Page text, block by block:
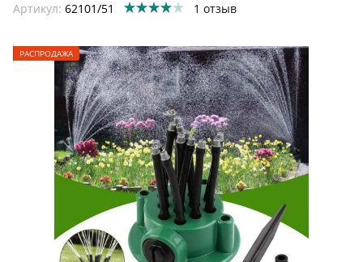
Артикул: 62101/51 1 отзыв
РАСПРОДАЖА